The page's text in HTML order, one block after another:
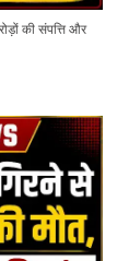
की संपत्ति और